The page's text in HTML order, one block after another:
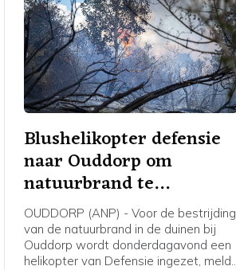
Blushelikopter defensie
naar Ouddorp om
natuurbrand te
bestrijden
OUDDORP (ANP) - Voor de bestrijding
van de natuurbrand in de duinen bij
Ouddorp wordt donderdagavond een
helikopter van Defensie ingezet, meldt